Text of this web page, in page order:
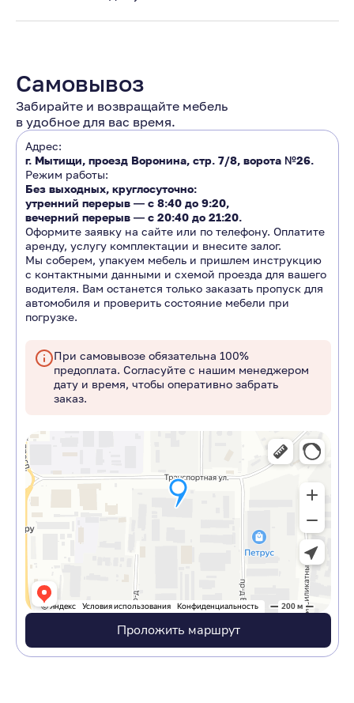
Самовывоз
Забирайте и возвращайте мебель
в удобное для вас время.
Адрес:
г. Мытищи, проезд Воронина, стр. 7/8, ворота №26.
Режим работы:
Без выходных, круглосуточно:
утренний перерыв ― с 8:40 до 9:20,
вечерний перерыв ― с 20:40 до 21:20.
Оформите заявку на сайте или по телефону. Оплатите
аренду, услугу комплектации и внесите залог.
Мы соберем, упакуем мебель и пришлем инструкцию
с контактными данными и схемой проезда для вашего
водителя. Вам останется только заказать пропуск для
автомобиля и проверить состояние мебели при
погрузке.
При самовывозе обязательна 100%
предоплата. Согласуйте с нашим менеджером
дату и время, чтобы оперативно забрать
заказ.
Проложить маршрут